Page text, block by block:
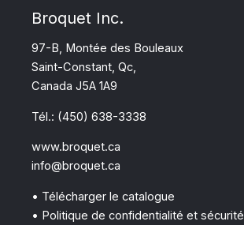
Broquet Inc.
97-B, Montée des Bouleaux
Saint-Constant, Qc,
Canada J5A 1A9
Tél.: (450) 638-3338
www.broquet.ca
info@broquet.ca
• Télécharger le catalogue
• Politique de confidentialité et sécurité